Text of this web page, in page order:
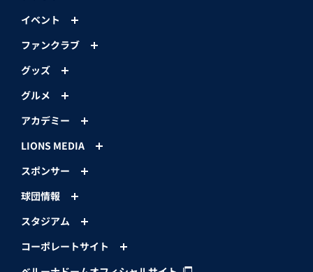
イベント
ファンクラブ
グッズ
グルメ
アカデミー
LIONS MEDIA
スポンサー
球団情報
スタジアム
コーポレートサイト